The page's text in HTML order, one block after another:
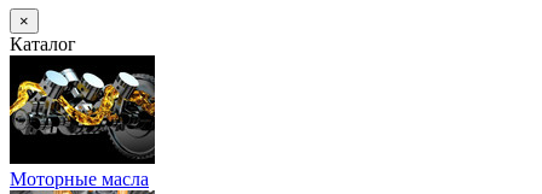
×
Каталог
Моторные масла